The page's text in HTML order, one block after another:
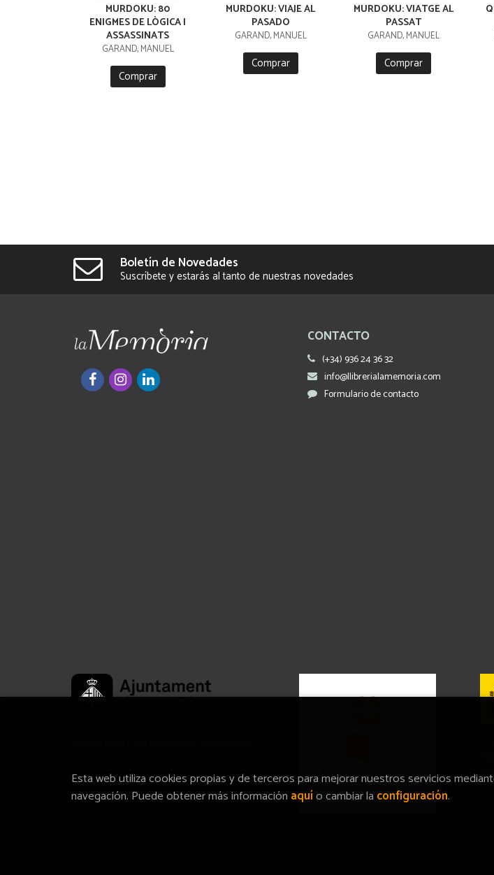
MURDOKU: 80
ENIGMES DE LÒGICA I
ASSASSINATS
GARAND, MANUEL
Comprar
MURDOKU: VIAJE AL
PASADO
GARAND, MANUEL
Comprar
MURDOKU: VIATGE AL
PASSAT
GARAND, MANUEL
Comprar
Boletín de Novedades
Suscríbete y estarás al tanto de nuestras novedades
CONTACTO
(+34) 936 24 36 32
info@llibrerialamemoria.com
Formulario de contacto
Esta web utiliza cookies propias y de terceros para mejorar nuestros servicios
navegación. Puede obtener más información aquío cambiar la configuración.